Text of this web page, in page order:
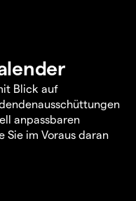
Blick auf
anpassbaren
Sie im Voraus daran